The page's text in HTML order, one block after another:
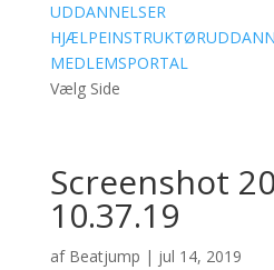
UDDANNELSER
MEDLEMSPORTAL
Vælg Side
Screenshot
10.37.19
af Beatjump | jul 14, 2019